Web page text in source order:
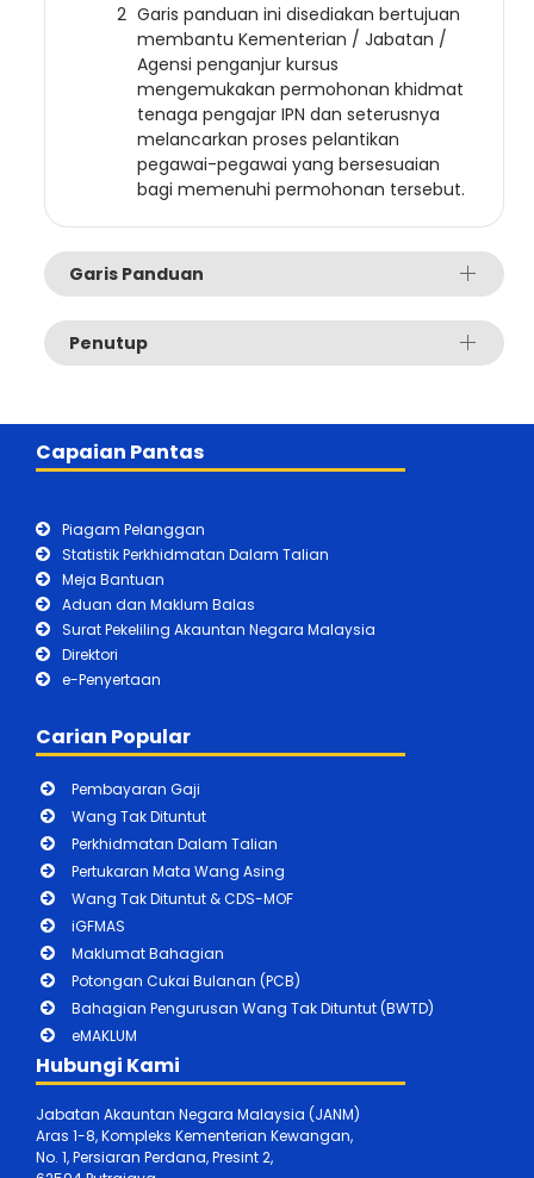
Garis panduan ini disediakan bertujuan
membantu Kementerian / Jabatan /
Agensi penganjur kursus
mengemukakan permohonan khidmat
tenaga pengajar IPN dan seterusnya
melancarkan proses pelantikan
pegawai-pegawai yang bersesuaian
bagi memenuhi permohonan tersebut.
Garis Panduan
Penutup
Capaian Pantas
Piagam Pelanggan
Statistik Perkhidmatan Dalam Talian
Meja Bantuan
Aduan dan Maklum Balas
Surat Pekeliling Akauntan Negara Malaysia
Direktori
e-Penyertaan
Carian Popular
Pembayaran Gaji
Wang Tak Dituntut
Perkhidmatan Dalam Talian
Pertukaran Mata Wang Asing
Wang Tak Dituntut & CDS-MOF
iGFMAS
Maklumat Bahagian
Potongan Cukai Bulanan (PCB)
Bahagian Pengurusan Wang Tak Dituntut (BWTD)
eMAKLUM
Hubungi Kami
Jabatan Akauntan Negara Malaysia (JANM)
Aras 1-8, Kompleks Kementerian Kewangan,
No. 1, Persiaran Perdana, Presint 2,